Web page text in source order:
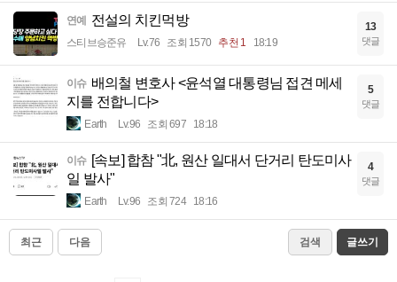
연예 전설의 치킨먹방
스티브승준유 Lv.76 조회 1570 추천 1 18:19
13
댓글
이슈 배의철 변호사 <윤석열 대통령님 접견 메세
지를 전합니다>
Earth Lv.96 조회 697 18:18
5
댓글
이슈 [속보] 합참 "北, 원산 일대서 단거리 탄도미사
일 발사"
Earth Lv.96 조회 724 18:16
4
댓글
최근 다음 검색 글쓰기